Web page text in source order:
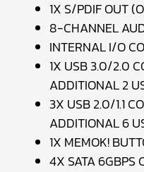
1X S/PDIF OUT
8-CHANNEL
INTERNAL I/O
1X USB 3.0/2.0
ADDITIONAL 2
3X USB 2.0/1.1
ADDITIONAL 6
1X MEMOK!
4X SATA 6GBPS